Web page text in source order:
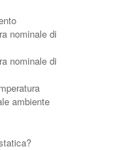
nominale di
nominale di
ambiente